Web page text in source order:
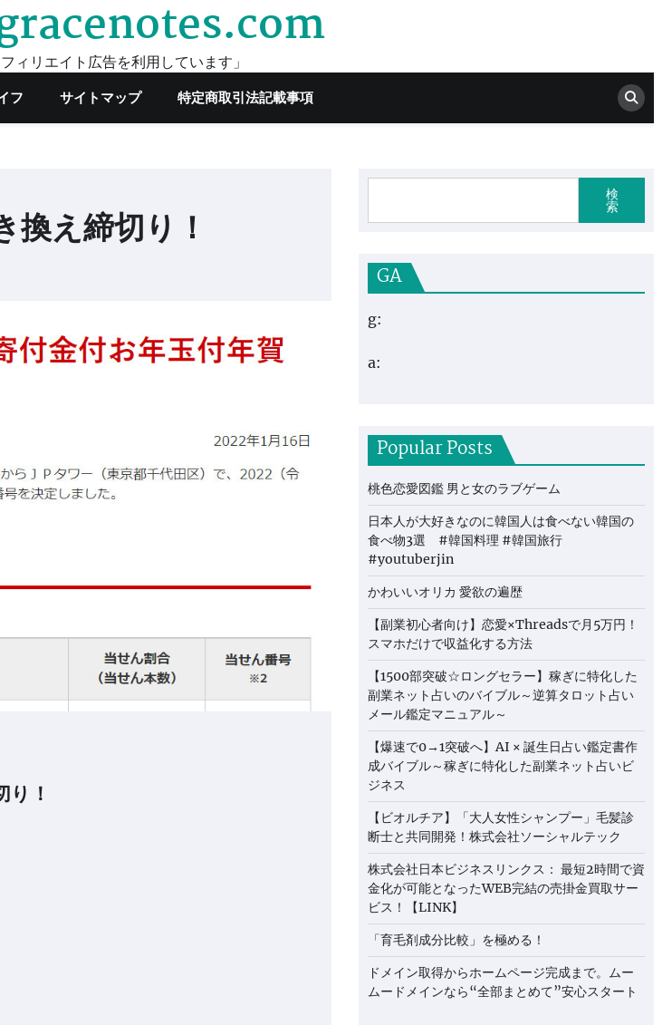
ィリエイト広告を利用しています」
フ サイトマップ 特定商取引法記載事項
え締切り！
！
検
索
GA
g:
a:
Popular Posts
桃色恋愛図鑑 男と女のラブゲーム
日本人が大好きなのに韓国人は食べない韓国の
食べ物3選 #韓国料理 #韓国旅行
#youtuberjin
かわいいオリカ 愛欲の遍歴
【副業初心者向け】恋愛×Threadsで月5万円！
スマホだけで収益化する方法
【1500部突破☆ロングセラー】稼ぎに特化した
副業ネット占いのバイブル～逆算タロット占い
メール鑑定マニュアル～
【爆速で0→1突破へ】AI × 誕生日占い鑑定書作
成バイブル～稼ぎに特化した副業ネット占いビ
ジネス
【ビオルチア】「大人女性シャンプー」毛髪診
断士と共同開発！株式会社ソーシャルテック
株式会社日本ビジネスリンクス： 最短2時間で資
金化が可能となったWEB完結の売掛金買取サー
ビス！【LINK】
「育毛剤成分比較」を極める！
ドメイン取得からホームページ完成まで。ムー
ムードメインなら“全部まとめて”安心スタート